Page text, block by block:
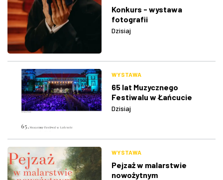
Konkurs - wystawa
fotografii
Dzisiaj
WYSTAWA
65 lat Muzycznego
Festiwalu w Łańcucie
Dzisiaj
WYSTAWA
Pejzaż w malarstwie
nowożytnym